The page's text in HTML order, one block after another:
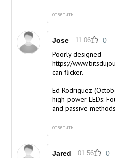
ответить
Jose : 11:06 0
Poorly designed
https://
can flicker.
Ed Rodriguez
high-power LEDs:
and passive
ответить
Jared : 01:56 0